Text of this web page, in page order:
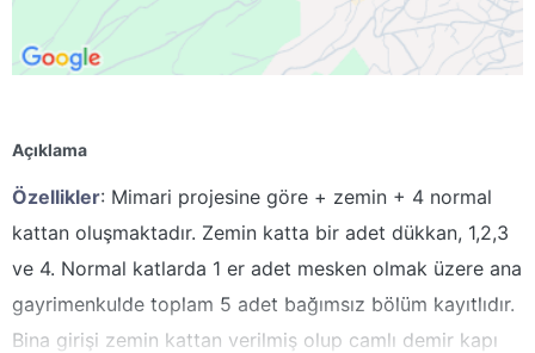
Açıklama
Özellikler: Mimari projesine göre + zemin + 4 normal
kattan oluşmaktadır. Zemin katta bir adet dükkan, 1,2,3
ve 4. Normal katlarda 1 er adet mesken olmak üzere ana
gayrimenkulde toplam 5 adet bağımsız bölüm kayıtlıdır.
Bina girişi zemin kattan verilmiş olup camlı demir kapı